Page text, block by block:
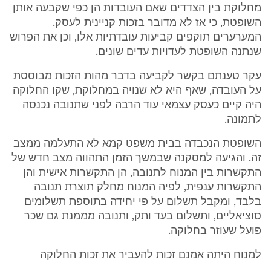
מחלוקת בין הצדדים שאם העובדות הן כפי שקבעה אותן
השופטת, כי אז לא מדובר בזכות קניינית לעסק.
המערערים תוקפים קביעות עובדתיות אלו, וכן את הפרוש
שנתנה השופטת לעדויות עדים שונים.
עקר טענתם בקשר לקביעה בדבר מהות הזכות מבוססת
על העובדה, שאף היא לא שנויה במחלוקת, שקו החלוקה
היה קיים כעסק עצמאי עוד הרבה לפני שתנובה נכנסה
לתמונה.
השופטת הנכבדה בבית משפט קמא לא התעלמה ממצב
זה. והגיעה למסקנה שבמשך הזמן התהווה מצב חדש של
התקשרות בין המנוח לתנובה, הן התקשרות אישית והן
התקשרות ענפית, לפיה המנוח מחלק תוצרת תנובה
בלבד, ומקבל תשלום על פי יחידה בתוספת תשלומים
סוציאליים, ותשלום בעד ותק, ותנובה מממנת גם שכר
פועל שעוזר בחלוקה.
למנוח היתה אמנם זכות להעביר את זכות החלוקה